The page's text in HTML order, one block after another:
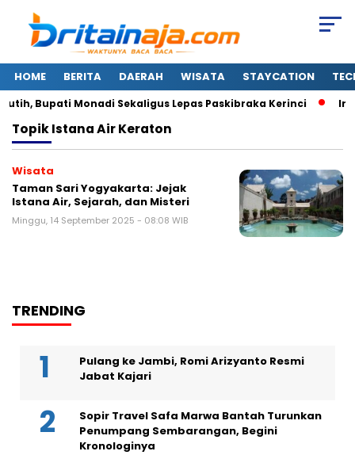
HOME BERITA DAERAH WISATA STAYCATION
Bupati Monadi Sekaligus Lepas Paskibraka Kerinci Ini
TopikIstana Air Keraton
Wisata
Taman Sari Yogyakarta: Jejak
Istana Air, Sejarah, dan Misteri
Minggu, 14 September 2025 - 08:08 WIB
TRENDING
Pulang ke Jambi, Romi Arizyanto Resmi
Jabat Kajari
Sopir Travel Safa Marwa Bantah Turunkan
Penumpang Sembarangan, Begini
Kronologinya